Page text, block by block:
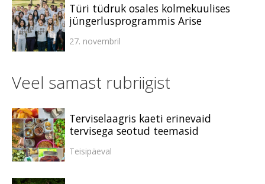
Türi tüdruk osales kolmekuulises
jüngerlusprogrammis Arise
27. novembril
Veel samast rubriigist
Terviselaagris kaeti erinevaid
tervisega seotud teemasid
Teisipäeval